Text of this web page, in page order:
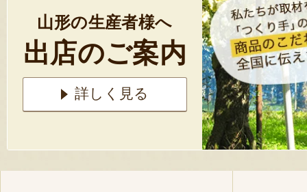
山形の生産者様へ
出店のご案内
詳しく見る